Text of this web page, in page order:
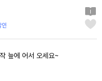
늪에 어서 오세요~